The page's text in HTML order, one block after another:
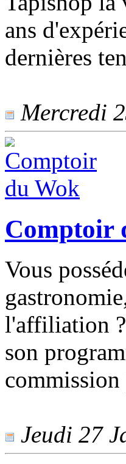
ans
dernières
Mercredi
Comptoir
Vous
l'affiliation
son
commission
Jeudi 27